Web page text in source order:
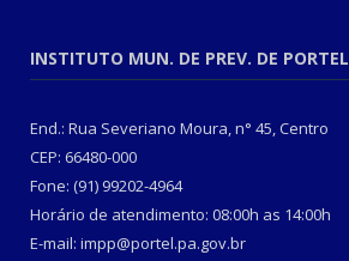
INSTITUTO MUN. DE PREV. DE PORTEL
End.: Rua Severiano Moura, n° 45, Centro
CEP: 66480-000
Fone: (91) 99202-4964
Horário de atendimento: 08:00h as 14:00h
E-mail: impp@portel.pa.gov.br